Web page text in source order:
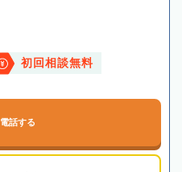
初回相談無料
電話する